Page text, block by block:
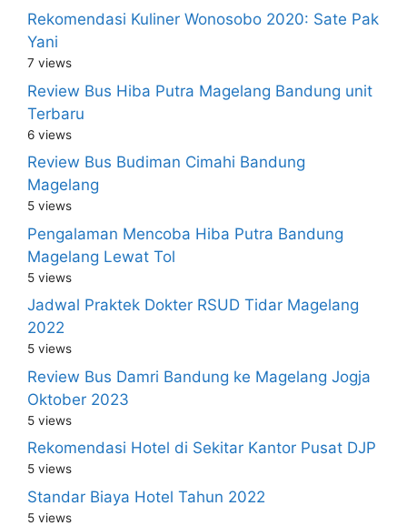
Rekomendasi Kuliner Wonosobo 2020: Sate Pak
Yani
7 views
Review Bus Hiba Putra Magelang Bandung unit
Terbaru
6 views
Review Bus Budiman Cimahi Bandung
Magelang
5 views
Pengalaman Mencoba Hiba Putra Bandung
Magelang Lewat Tol
5 views
Jadwal Praktek Dokter RSUD Tidar Magelang
2022
5 views
Review Bus Damri Bandung ke Magelang Jogja
Oktober 2023
5 views
Rekomendasi Hotel di Sekitar Kantor Pusat DJP
5 views
Standar Biaya Hotel Tahun 2022
5 views